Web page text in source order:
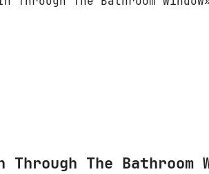
Through The Bathroom